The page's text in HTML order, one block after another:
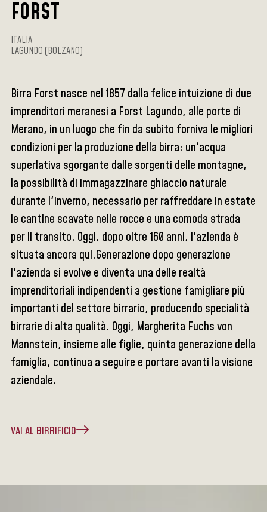
FORST
ITALIA
LAGUNDO (BOLZANO)
Birra Forst nasce nel 1857 dalla felice intuizione di due
imprenditori meranesi a Forst Lagundo, alle porte di
Merano, in un luogo che fin da subito forniva le migliori
condizioni per la produzione della birra: un'acqua
superlativa sgorgante dalle sorgenti delle montagne,
la possibilità di immagazzinare ghiaccio naturale
durante l'inverno, necessario per raffreddare in estate
le cantine scavate nelle rocce e una comoda strada
per il transito. Oggi, dopo oltre 160 anni, l'azienda è
situata ancora qui.Generazione dopo generazione
l'azienda si evolve e diventa una delle realtà
imprenditoriali indipendenti a gestione famigliare più
importanti del settore birrario, producendo specialità
birrarie di alta qualità. Oggi, Margherita Fuchs von
Mannstein, insieme alle figlie, quinta generazione della
famiglia, continua a seguire e portare avanti la visione
aziendale.
VAI AL BIRRIFICIO